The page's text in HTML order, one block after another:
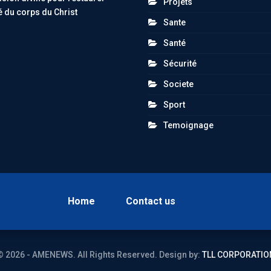
du corps du Christ
Sante
Santé
Sécurité
Societe
Sport
Temoignage
Home Contact us
2026 - AMENEWS. All Rights Reserved. Design by: TLL